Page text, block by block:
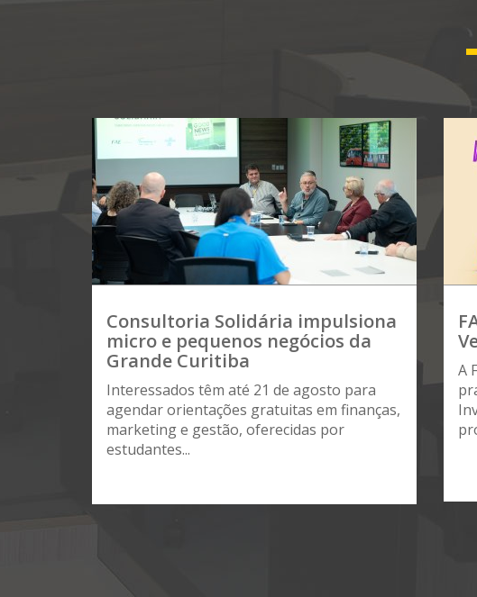
Consultoria Solidária impulsiona
micro e pequenos negócios da
Grande Curitiba
Interessados têm até 21 de agosto para
agendar orientações gratuitas em finanças,
marketing e gestão, oferecidas por
estudantes...
A